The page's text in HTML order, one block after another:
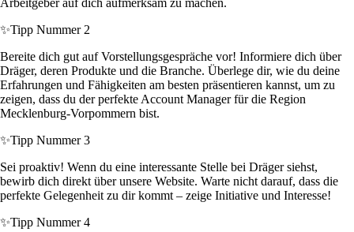
Arbeitgeber auf dich aufmerksam zu machen.
✨Tipp Nummer 2
Bereite dich gut auf Vorstellungsgespräche vor! Informiere dich über
Dräger, deren Produkte und die Branche. Überlege dir, wie du deine
Erfahrungen und Fähigkeiten am besten präsentieren kannst, um zu
zeigen, dass du der perfekte Account Manager für die Region
Mecklenburg-Vorpommern bist.
✨Tipp Nummer 3
Sei proaktiv! Wenn du eine interessante Stelle bei Dräger siehst,
bewirb dich direkt über unsere Website. Warte nicht darauf, dass die
perfekte Gelegenheit zu dir kommt – zeige Initiative und Interesse!
✨Tipp Nummer 4